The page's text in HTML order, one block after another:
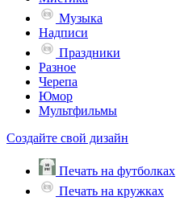
Музыка
Надписи
Праздники
Разное
Черепа
Юмор
Мультфильмы
Создайте свой дизайн
Печать на футболках
Печать на кружках